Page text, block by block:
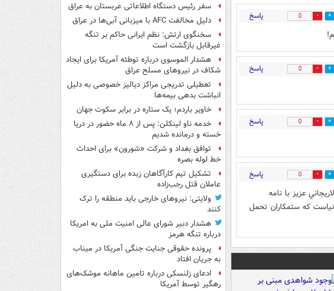
0 پاسخ
0 پاسخ
0 پاسخ
0 پاسخ
عزيز با نامه
كه ستمكاران تحمل
سفر رئیس دستگاه اطلاعاتی عربستان به عراق
دلیل مخالفت AFC با میزبانی آبی‌ها در عراق
سخنگوی ارتش: نظم ایرانی حاکم بر تنگه
غیرقابل بازگشت است
هشدار الموسوی درباره توطئه آمریکا برای ایجاد
شکاف در نیروهای مسلح عراق
تعطیلی تدریجی مراکز دیالیز خصوصی به دلیل
انباشت بدهی بیمه‌ها
خاویر باردم؛ یک ستاره در برابر سکوت جهان
خدمه ناو لینکلن: پس از ۸ ماه حضور در دریا
خسته و درمانده‌ شدیم
توافق بغداد و شرکت «شورون» برای احداث
خط لوله بصره
تشکیل تیم کارآگاهان زبده برای دستگیری
عاملان قتل رجب‌زاده
ولایتی: نیروهای خارجی باید منطقه را ترک
کنند
هشدار دبیر شورای عالی امنیت ملی به امریکا
درباره تنگه هرمز
پرونده حقوقی جنایت جنگی آمریکا در میناب
به جریان افتاد
ادعای زلنسکی درباره تامین ماهانه موشک‌های
رهگیر توسط آمریکا